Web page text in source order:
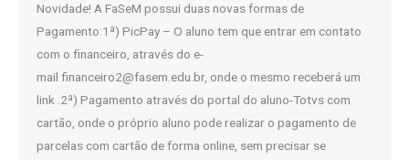
Novidade! A FaSeM possui duas novas formas de
Pagamento:1ª) PicPay – O aluno tem que entrar em contato
com o financeiro, através do e-
mail financeiro2@fasem.edu.br, onde o mesmo receberá um
link .2ª) Pagamento através do portal do aluno-Totvs com
cartão, onde o próprio aluno pode realizar o pagamento de
parcelas com cartão de forma online, sem precisar se